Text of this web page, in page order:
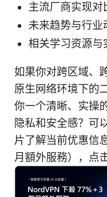
主流厂商实现对
未来趋势与行业
相关学习资源与
如果你对跨区域、
原生网络环境下的
你一个清晰、实操
隐私和安全感？可
片了解当前优惠信
月額外服務），点